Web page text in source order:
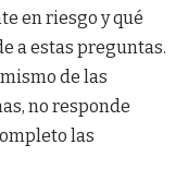
en riesgo y qué
a estas preguntas.
de las
no responde
las